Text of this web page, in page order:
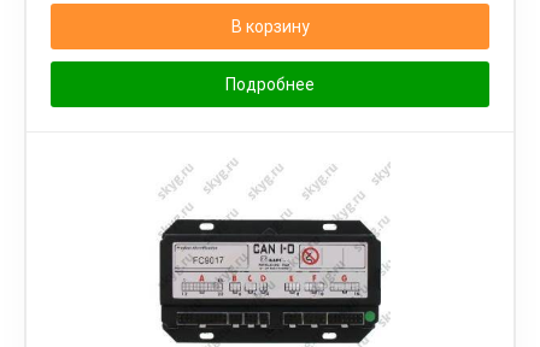
В корзину
Подробнее